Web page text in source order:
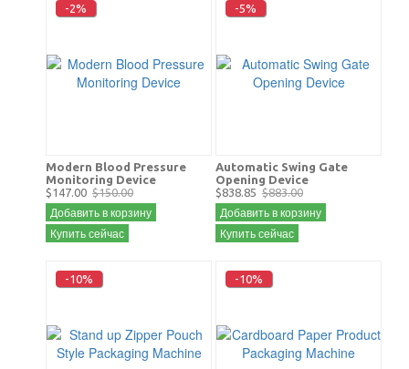
-2%
Modern Blood Pressure
Monitoring Device
$147.00 $150.00
Добавить в корзину
Купить сейчас
-5%
Automatic Swing Gate
Opening Device
$838.85 $883.00
Добавить в корзину
Купить сейчас
-10% -10%